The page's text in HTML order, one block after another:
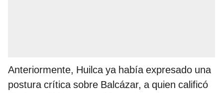
Anteriormente, Huilca ya había expresado una
postura crítica sobre Balcázar, a quien calificó